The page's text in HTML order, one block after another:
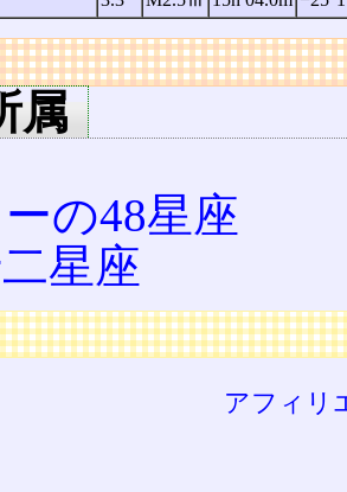
属
の48星座
星座
アフィリ